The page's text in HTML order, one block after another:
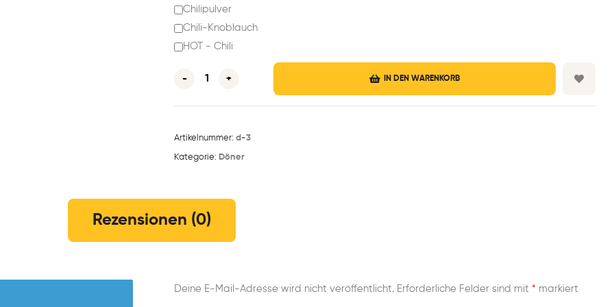
Chilipulver
Chili-Knoblauch
HOT - Chili
- + IN DEN WARENKORB
Artikelnummer: d-3
Kategorie: Döner
Rezensionen (0)
Deine E-Mail-Adresse wird nicht veröffentlicht. Erforderliche Felder sind mit * markiert